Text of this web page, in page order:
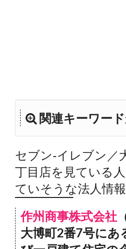
関連キーワー
セブン‐イレブン／
丁目店を見ている
ていそうな法人情報
作州商事株式会社
大博町2番7号にあ